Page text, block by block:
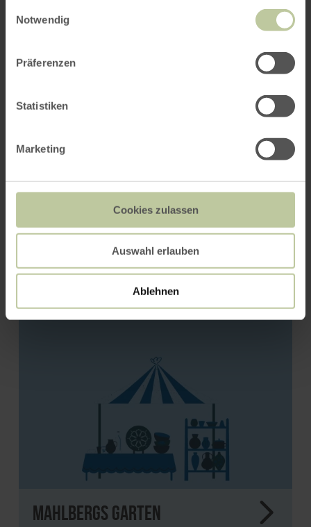
Notwendig
Präferenzen
Statistiken
Marketing
Cookies zulassen
Auswahl erlauben
Ablehnen
Biohof Loben
Hofladen Lapinchen
Mahlbergs Garten